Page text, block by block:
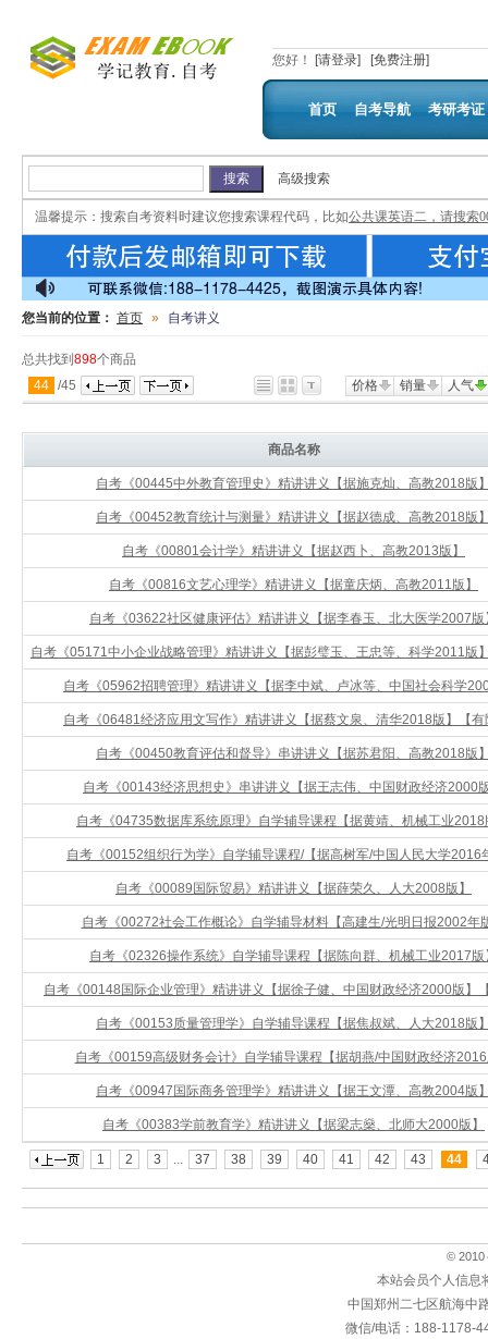
您好 ！ [请登录] [免费注册]
首页 自考导航 考研考证
高级搜索
温馨提示： 搜索自考资料时建议您搜索课程代码，比如公共课英语二，请搜索
您当前的位置： 首页 » 自考讲义
总共找到 898个商品
44 /45 价格 销量 人气
商品名称
自考《00445中外教育管理史》精讲讲义【据施克灿、高教2018版
自考《00452教育统计与测量》精讲讲义【据赵德成、高教2018版
自考《00801会计学》精讲讲义【据赵西卜、高教2013版】
自考《00816文艺心理学》精讲讲义【据童庆炳、高教2011版】
自考《03622社区健康评估》精讲讲义【据李春玉、北大医学2007版
自考《05171中小企业战略管理》精讲讲义【据彭璧玉、王忠等、科学2011版
自考《05962招聘管理》精讲讲义【据李中斌、卢冰等、中国社会科学
自考《06481经济应用文写作》精讲讲义【据蔡文泉、清华2018版】【有
自考《00450教育评估和督导》串讲讲义【据苏君阳、高教2018版
自考《00143经济思想史》串讲讲义【据王志伟、中国财政经济2000
自考《04735数据库系统原理》自学辅导课程【据黄靖、机械工业2018
自考《00152组织行为学》自学辅导课程/【据高树军/中国人民大学2016
自考《00089国际贸易》精讲讲义【据薛荣久、人大2008版】
自考《00272社会工作概论》自学辅导材料【高建生/光明日报2002年
自考《02326操作系统》自学辅导课程【据陈向群、机械工业2017版
自考《00148国际企业管理》精讲讲义【据徐子健、中国财政经济2000版】
自考《00153质量管理学》自学辅导课程【据焦叔斌、人大2018版
自考《00159高级财务会计》自学辅导课程【据胡燕/中国财政经济
自考《00947国际商务管理学》精讲讲义【据王文潭、高教2004版
自考《00383学前教育学》精讲讲义【据梁志燊、北师大2000版】
1 2 3 ... 37 38 39 40 41 42 43 44
© 2010
本站会员个人信息
中国郑州二七区航海中
微信/电话：188-1178-